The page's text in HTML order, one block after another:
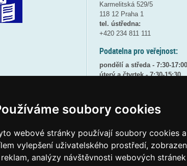
soubory cookies
webové stránky používají soubory cookies
vylepšení uživatelského prostředí,
analýzy návštěvnosti webových
Karmelitská 529/5
118 12 Praha 1
tel. ústředna:
+420 234 811 111
Podatelna pro veřejnost:
pondělí a středa - 7:30-17:00
úterý a čtvrtek - 7:30-15:30
8:30 - 9:30 - bezpečnostní
(více informacíZDE)
Elektronická podatelna:
posta@msmtgov cz
ID datové schránky:vidaawt